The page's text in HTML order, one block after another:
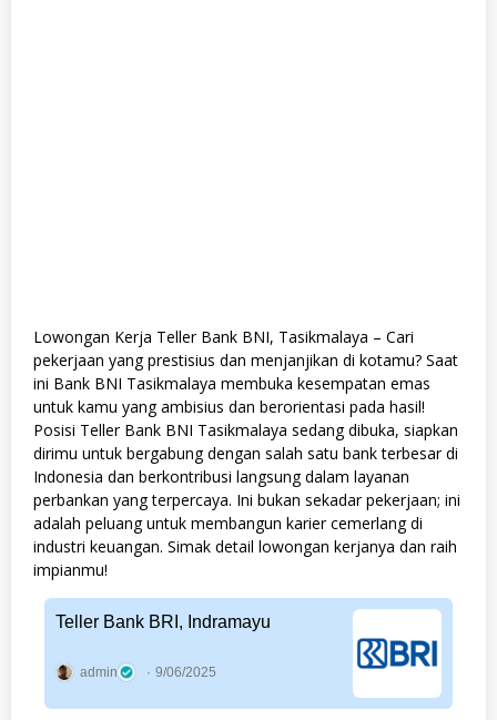
Lowongan Kerja Teller Bank BNI, Tasikmalaya – Cari
pekerjaan yang prestisius dan menjanjikan di kotamu? Saat
ini Bank BNI Tasikmalaya membuka kesempatan emas
untuk kamu yang ambisius dan berorientasi pada hasil!
Posisi Teller Bank BNI Tasikmalaya sedang dibuka, siapkan
dirimu untuk bergabung dengan salah satu bank terbesar di
Indonesia dan berkontribusi langsung dalam layanan
perbankan yang terpercaya. Ini bukan sekadar pekerjaan; ini
adalah peluang untuk membangun karier cemerlang di
industri keuangan. Simak detail lowongan kerjanya dan raih
impianmu!
Teller Bank BRI, Indramayu
admin 9/06/2025